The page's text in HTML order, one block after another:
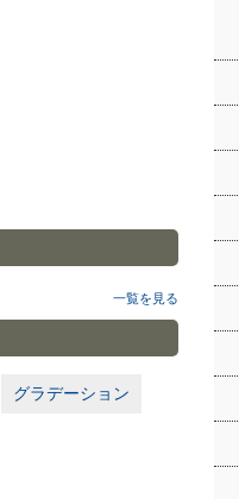
一覧を見る
グラデーション